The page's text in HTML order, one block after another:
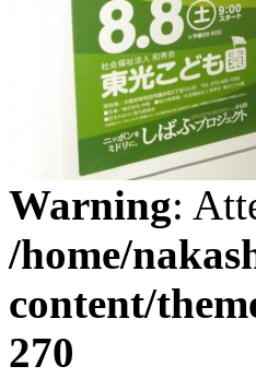
Warning:
/home/
content/
270